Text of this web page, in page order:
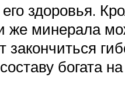
здоровья.
же минерала
закончиться
богата